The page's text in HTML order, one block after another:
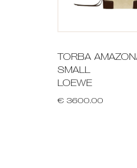
TORBA
SMALL
LOEWE
€ 3600.00